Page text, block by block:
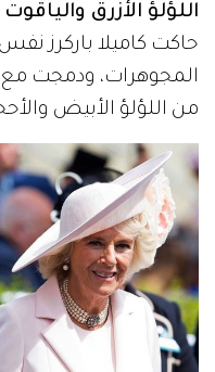
اللؤلؤ الأزرق والياقوت
حاكت كاميلا باركرز نفس
المجوهرات، ودمجت مع
من اللؤلؤ الأبيض